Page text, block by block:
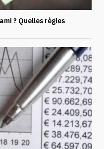
? Quelles règles